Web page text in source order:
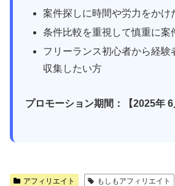
案件探しに時間や労力をかけ
条件比較を重視して慎重に案
フリーランス初心者から経験
収集したい方
プロモーション期間：【2025年 6
アフィリエイト もしもアフィリエイト